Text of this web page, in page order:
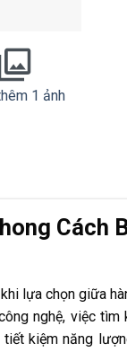
1 ảnh
Cách
lựa chọn giữa
nghệ, việc
kiệm năng